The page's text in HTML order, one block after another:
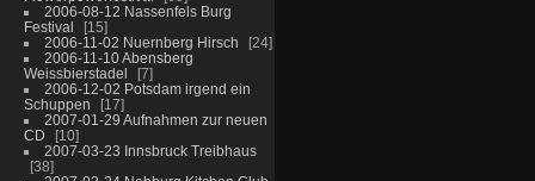
2006-08-12 Nassenfels Burg
Festival
15
2006-11-02 Nuernberg Hirsch
24
2006-11-10 Abensberg
Weissbierstadel
7
2006-12-02 Potsdam irgend ein
Schuppen
17
2007-01-29 Aufnahmen zur neuen
CD
10
2007-03-23 Innsbruck Treibhaus
38